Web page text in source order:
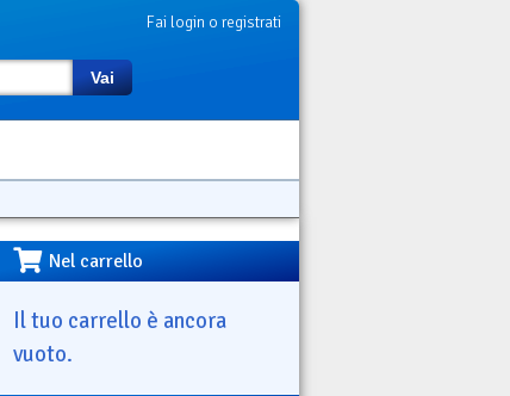
Fai login o registrati
Vai
Nel carrello
Il tuo carrello è ancora
vuoto.